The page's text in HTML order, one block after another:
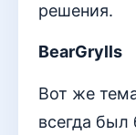
решения.
BearGrylls
Вот же
всегда был